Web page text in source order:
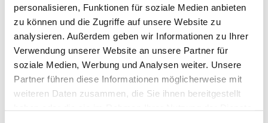
personalisieren, Funktionen für soziale Medien anbieten
zu können und die Zugriffe auf unsere Website zu
analysieren. Außerdem geben wir Informationen zu Ihrer
Verwendung unserer Website an unsere Partner für
soziale Medien, Werbung und Analysen weiter. Unsere
Partner führen diese Informationen möglicherweise mit
weiteren Daten zusammen, die Sie ihnen bereitgestellt
Dies könnte Sie auch interessieren